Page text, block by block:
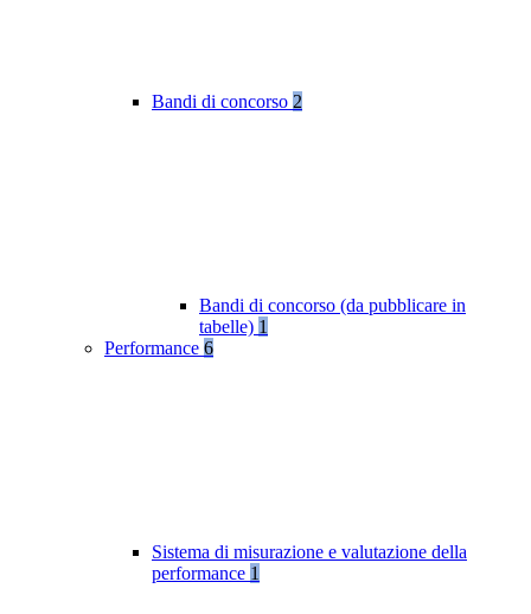
Bandi di concorso 2
Bandi di concorso (da pubblicare in
tabelle) 1
Performance 6
Sistema di misurazione e valutazione della
performance 1